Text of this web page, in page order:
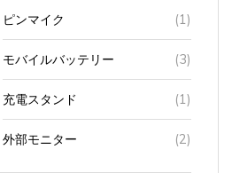
ピンマイク (1)
モバイルバッテリー (3)
充電スタンド (1)
外部モニター (2)